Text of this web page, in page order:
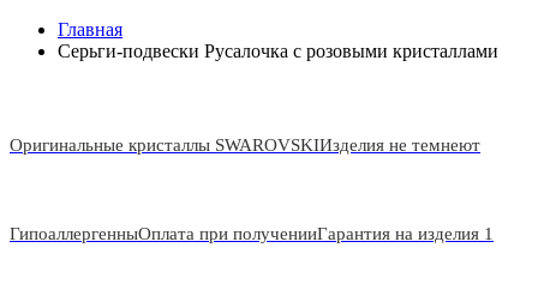
Главная
Серьги-подвески Русалочка с розовыми кристаллами
Оригинальные кристаллы SWAROVSKIИзделия не темнеют
ГипоаллергенныОплата при полученииГарантия на изделия 1